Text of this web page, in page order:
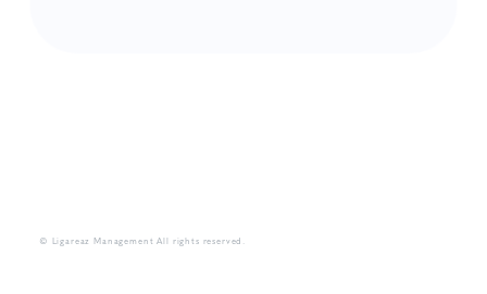
© Ligareaz Management All rights reserved.